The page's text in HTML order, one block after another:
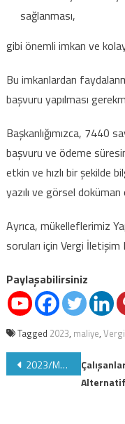
sağlanması,
gibi önemli imkan ve
Bu imkanlardan
başvuru yapılması
Başkanlığımızca, 7440
başvuru ve ödeme
etkin ve hızlı bir şekilde
yazılı ve görsel
Ayrıca, mükelleflerimiz
soruları için Vergi
Paylaşabilirsiniz
Tagged 2023, maliye, Vergi
Yazı
gezinmesi
2023/Mart Yeni Torba Kanunun Tam Metni